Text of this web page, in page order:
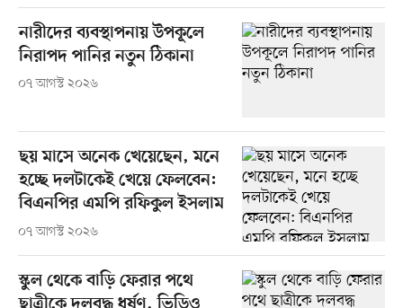
নারীদের ব্যবস্থাপনায় উপকূলে
নিরাপদ পানির নতুন ঠিকানা
০৭ আগস্ট ২০২৬
ছয় মাসে অনেক খেয়েছেন, মনে
হচ্ছে দলটাকেই খেয়ে ফেলবেন:
বিএনপির এমপি রফিকুল ইসলাম
০৭ আগস্ট ২০২৬
স্কুল থেকে বাড়ি ফেরার পথে